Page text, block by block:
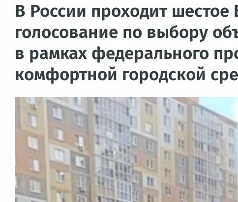
В России проходит
голосование по выбору
в рамках федерального
комфортной городской